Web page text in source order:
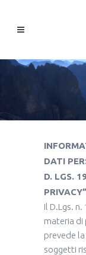
DATI
D. LGS.
PRIVACY”
Il D.Lgs.
materia di
prevede
soggetti